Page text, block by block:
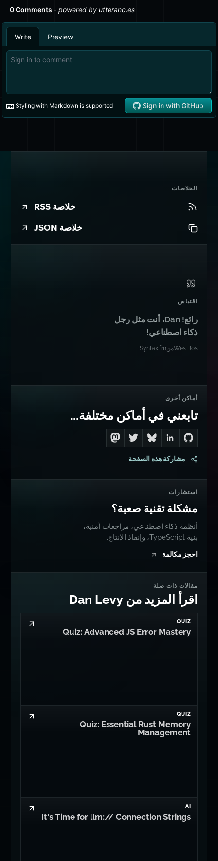
الخلاصات
خلاصة RSS
خلاصة JSON
اقتباس
رائع! Dan، أنت مثل رجل
ذكاء اصطناعي!
Wes BosمنSyntax.fm
أماكن أخرى
تابعني في أماكن مختلفة...
Go to Dan's GitHub
Connect with me on LinkedIn
Follow me on Bluesky
Follow me on Twitter
Follow me on Mastodon
مشاركة هذه الصفحة
استشارات
مشكلة تقنية صعبة؟
أنظمة ذكاء اصطناعي، مراجعات أمنية،
بنية TypeScript، وإنقاذ الإنتاج.
احجز مكالمة
مقالات ذات صلة
اقرأ المزيد من Dan Levy
QUIZ
Quiz: Advanced JS Error Mastery
QUIZ
Quiz: Essential Rust Memory
Management
AI
It's Time for llm:// Connection Strings